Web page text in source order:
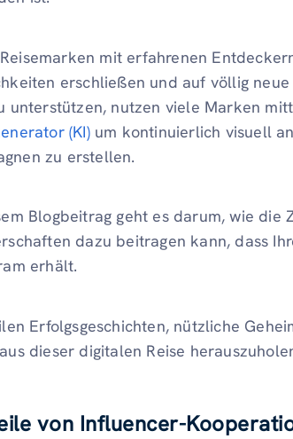
mit erfahrenen
erschließen und auf völlig
unterstützen, nutzen viele Marken
(KI)um kontinuierlich visuell
zu erstellen.
Blogbeitrag geht es darum, wie die
dazu beitragen kann, dass
erhält.
Erfolgsgeschichten, nützliche
dieser digitalen Reise
von Influencer-